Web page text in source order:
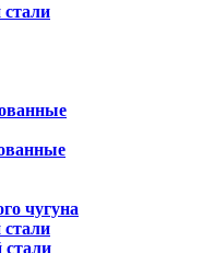
чугуна
стали